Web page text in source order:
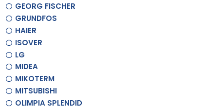
GEORG FISCHER
GRUNDFOS
HAIER
ISOVER
LG
MIDEA
MIKOTERM
MITSUBISHI
OLIMPIA SPLENDID